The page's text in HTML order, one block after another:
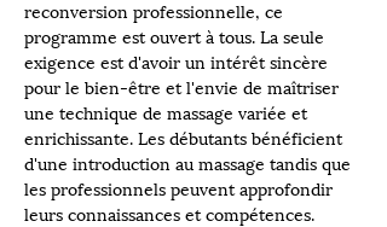
reconversion professionnelle, ce
programme est ouvert à tous. La seule
exigence est d'avoir un intérêt sincère
pour le bien-être et l'envie de maîtriser
une technique de massage variée et
enrichissante. Les débutants bénéficient
d'une introduction au massage tandis que
les professionnels peuvent approfondir
leurs connaissances et compétences.